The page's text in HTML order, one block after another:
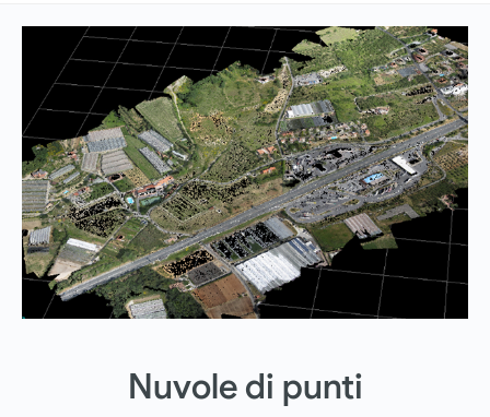
Nuvole di punti